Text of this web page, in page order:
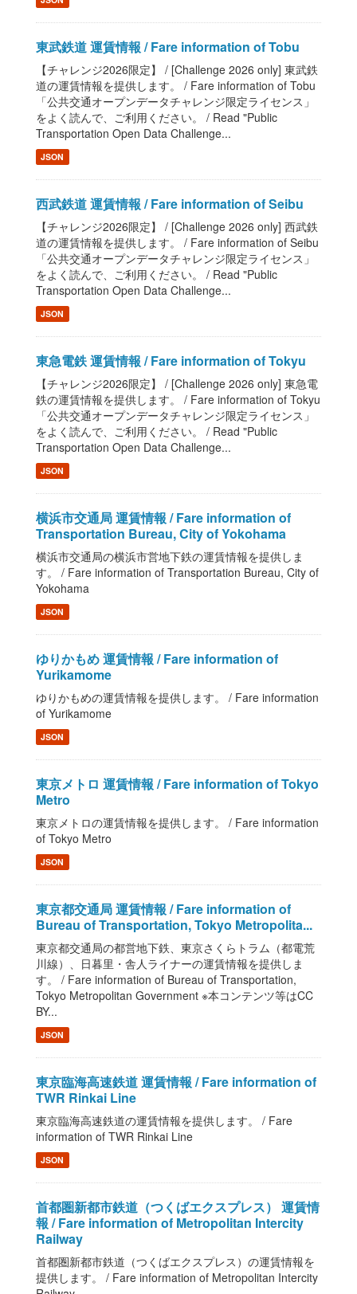
東武鉄道 運賃情報 / Fare information of Tobu
【チャレンジ2026限定】 / [Challenge 2026 only] 東武鉄
道の運賃情報を提供します。 / Fare information of Tobu
「公共交通オープンデータチャレンジ限定ライセンス」
をよく読んで、ご利用ください。 / Read "Public
Transportation Open Data Challenge...
JSON
西武鉄道 運賃情報 / Fare information of Seibu
【チャレンジ2026限定】 / [Challenge 2026 only] 西武鉄
道の運賃情報を提供します。 / Fare information of Seibu
「公共交通オープンデータチャレンジ限定ライセンス」
をよく読んで、ご利用ください。 / Read "Public
Transportation Open Data Challenge...
JSON
東急電鉄 運賃情報 / Fare information of Tokyu
【チャレンジ2026限定】 / [Challenge 2026 only] 東急電
鉄の運賃情報を提供します。 / Fare information of Tokyu
「公共交通オープンデータチャレンジ限定ライセンス」
をよく読んで、ご利用ください。 / Read "Public
Transportation Open Data Challenge...
JSON
横浜市交通局 運賃情報 / Fare information of
Transportation Bureau, City of Yokohama
横浜市交通局の横浜市営地下鉄の運賃情報を提供しま
す。 / Fare information of Transportation Bureau, City of
Yokohama
JSON
ゆりかもめ 運賃情報 / Fare information of
Yurikamome
ゆりかもめの運賃情報を提供します。 / Fare information
of Yurikamome
JSON
東京メトロ 運賃情報 / Fare information of Tokyo
Metro
東京メトロの運賃情報を提供します。 / Fare information
of Tokyo Metro
JSON
東京都交通局 運賃情報 / Fare information of
Bureau of Transportation, Tokyo Metropolita...
東京都交通局の都営地下鉄、東京さくらトラム（都電荒
川線）、日暮里・舎人ライナーの運賃情報を提供しま
す。 / Fare information of Bureau of Transportation,
Tokyo Metropolitan Government ※本コンテンツ等はCC
BY...
JSON
東京臨海高速鉄道 運賃情報 / Fare information of
TWR Rinkai Line
東京臨海高速鉄道の運賃情報を提供します。 / Fare
information of TWR Rinkai Line
JSON
首都圏新都市鉄道（つくばエクスプレス） 運賃情
報 / Fare information of Metropolitan Intercity
Railway
首都圏新都市鉄道（つくばエクスプレス）の運賃情報を
提供します。 / Fare information of Metropolitan Intercity